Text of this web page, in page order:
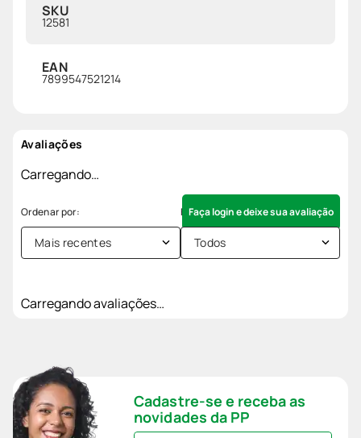
SKU
12581
EAN
7899547521214
Avaliações
Carregando…
Faça login e deixe sua avaliação
Mais recentes Todos
Carregando avaliações…
Cadastre-se e receba as
novidades da PP